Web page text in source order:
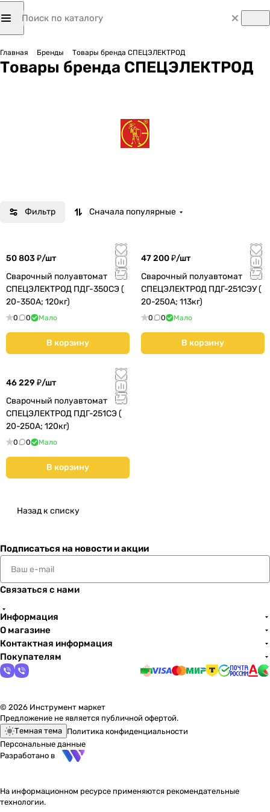
Главная Бренды Товары бренда СПЕЦЭЛЕКТРОД
Товары бренда СПЕЦЭЛЕКТРОД
Фильтр Сначала популярные
50 803 ₽/шт
Сварочный полуавтомат
СПЕЦЭЛЕКТРОД ПДГ-350СЭ (
20-350А; 120кг)
0 0 Мало
В корзину
47 200 ₽/шт
Сварочный полуавтомат
СПЕЦЭЛЕКТРОД ПДГ-251СЭУ (
20-250А; 113кг)
0 0 Мало
В корзину
46 229 ₽/шт
Сварочный полуавтомат
СПЕЦЭЛЕКТРОД ПДГ-251СЭ (
20-250А; 120кг)
0 0 Мало
В корзину
Назад к списку
Подписаться на новости и акции
Связаться с нами
Информация
О магазине
Контактная информация
Покупателям
© 2026 Инструмент маркет
Предложение не является публичной офертой.
Темная тема Политика конфиденциальности
Персональные данные
Разработано в
На информационном ресурсе применяются рекомендательные
технологии.